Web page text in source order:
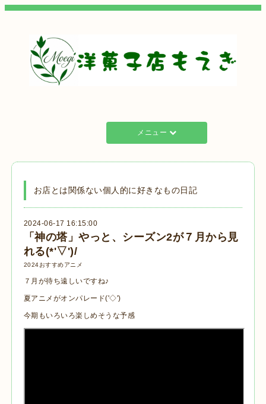
メニュー
お店とは関係ない個人的に好きなもの日記
2024-06-17 16:15:00
「神の塔」やっと、シーズン2が７月から見
れる(*'▽')/
2024おすすめアニメ
７月が待ち遠しいですね♪
夏アニメがオンパレード('◇')ゞ
今期もいろいろ楽しめそうな予感